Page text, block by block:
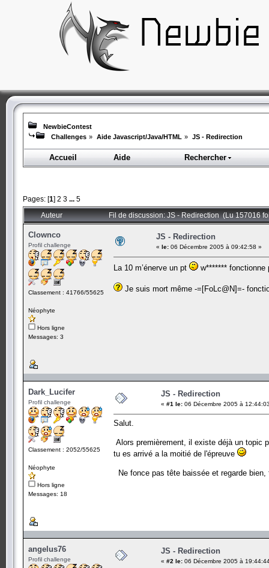
NewbieContest
Challenges » Aide Javascript/Java/HTML » JS - Redirection
Accueil Aide Rechercher
Pages: [1] 2 3 ... 5
Auteur Fil de discussion: JS - Redirection (Lu 157016
Clownco
Profil challenge
Classement : 41766/55625
Néophyte
Hors ligne
Messages: 3
JS - Redirection
« le: 06 Décembre 2005 à 09:42:58 »
La 10 m’énerve un pt w*******
Je suis mort même -=[FoLc@N]=-
Dark_Lucifer
Profil challenge
Classement : 2052/55625
Néophyte
Hors ligne
Messages: 18
JS - Redirection
« #1 le: 06 Décembre 2005 à
Salut.
Alors premièrement, il existe déjà un topic
tu es arrivé a la moitié de l'épreuve
Ne fonce pas tête baissée et regarde
angelus76
Profil challenge
JS - Redirection
« #2 le: 06 Décembre 2005 à